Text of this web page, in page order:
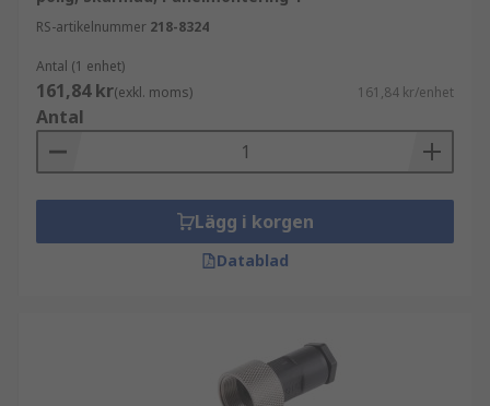
RS-artikelnummer 218-8324
Antal (1 enhet)
161,84 kr(exkl. moms) 161,84 kr/enhet
Antal
Lägg i korgen
Datablad